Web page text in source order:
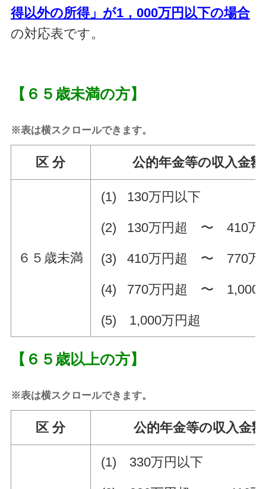
得以外の所得」が1，000万円以下の場合
の対応表です。
【６５歳未満の方】
※表は横スクロールできます。
区 分 公的年金等の収入金
６５歳未満
(1) 130万円以下
(2) 130万円超 〜 410万
(3) 410万円超 〜 770万
(4) 770万円超 〜 1,000
(5) 1,000万円超
【６５歳以上の方】
※表は横スクロールできます。
区 分 公的年金等の収入金
(1) 330万円以下